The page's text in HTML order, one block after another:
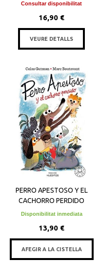
Consultar disponibilitat
16,90 €
VEURE DETALLS
PERRO APESTOSO Y EL
CACHORRO PERDIDO
Disponibilitat inmediata
13,90 €
AFEGIR A LA CISTELLA